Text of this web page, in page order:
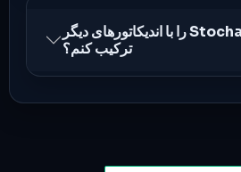
آیا می‌توانم Stochastic را با اندیکاتورهای دیگر
ترکیب کنم؟